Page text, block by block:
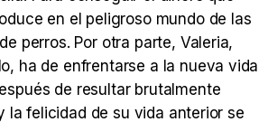
en el peligroso mundo de las
perros. Por otra parte, Valeria,
ha de enfrentarse a la nueva vida
de resultar brutalmente
la felicidad de su vida anterior se